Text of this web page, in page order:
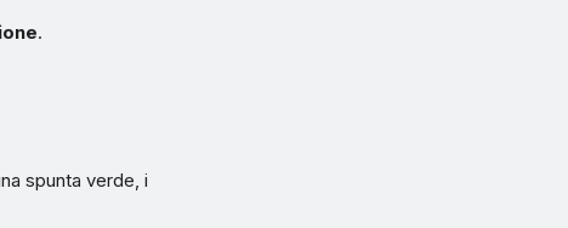
.
spunta verde, i